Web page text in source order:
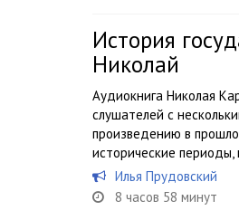
История
Николай
Аудиокнига Николая
слушателей с
произведению в
исторические
Илья Прудовский
8 часов 58 минут